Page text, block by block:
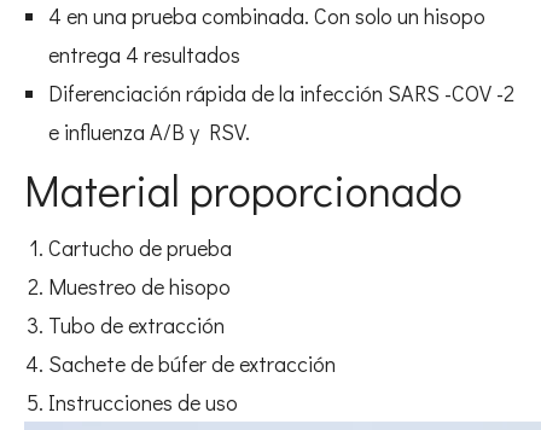
4 en una prueba combinada. Con solo un hisopo
entrega 4 resultados
Diferenciación rápida de la infección SARS -COV -2
e influenza A/B y RSV.
Material proporcionado
Cartucho de prueba
Muestreo de hisopo
Tubo de extracción
Sachete de búfer de extracción
Instrucciones de uso